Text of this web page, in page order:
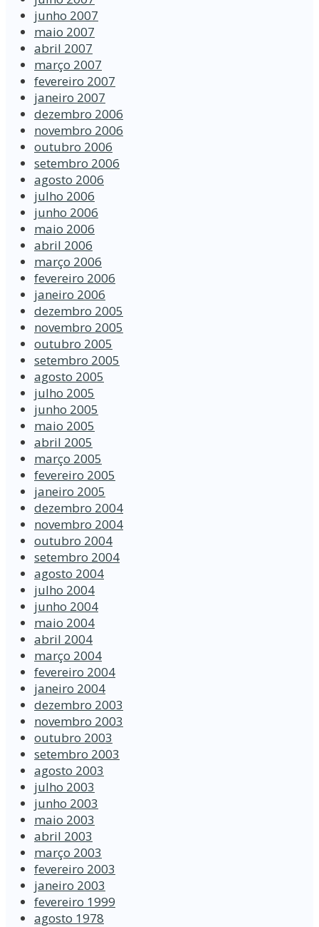
junho 2007
maio 2007
abril 2007
março 2007
fevereiro 2007
janeiro 2007
dezembro 2006
novembro 2006
outubro 2006
setembro 2006
agosto 2006
julho 2006
junho 2006
maio 2006
abril 2006
março 2006
fevereiro 2006
janeiro 2006
dezembro 2005
novembro 2005
outubro 2005
setembro 2005
agosto 2005
julho 2005
junho 2005
maio 2005
abril 2005
março 2005
fevereiro 2005
janeiro 2005
dezembro 2004
novembro 2004
outubro 2004
setembro 2004
agosto 2004
julho 2004
junho 2004
maio 2004
abril 2004
março 2004
fevereiro 2004
janeiro 2004
dezembro 2003
novembro 2003
outubro 2003
setembro 2003
agosto 2003
julho 2003
junho 2003
maio 2003
abril 2003
março 2003
fevereiro 2003
janeiro 2003
fevereiro 1999
agosto 1978